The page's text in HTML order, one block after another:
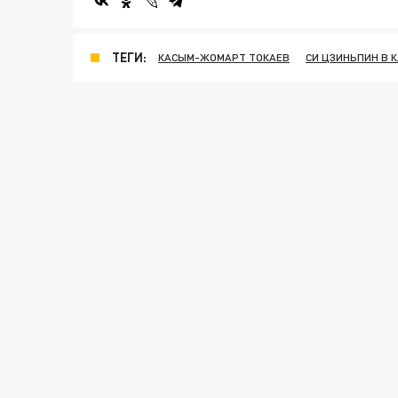
ТЕГИ: КАСЫМ-ЖОМАРТ ТОКАЕВ СИ ЦЗИНЬПИН В